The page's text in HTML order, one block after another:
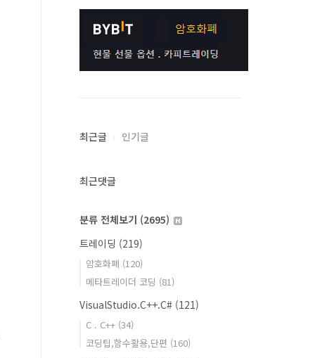
최근글 인기글
최근댓글
분류 전체보기 (2695)
트레이딩 (219)
암호화폐 (120)
메타트레이더 코딩 (81)
VisualStudio.C++.C# (121)
C . C++ (34)
코딩팁,함수활용,단편 (160)